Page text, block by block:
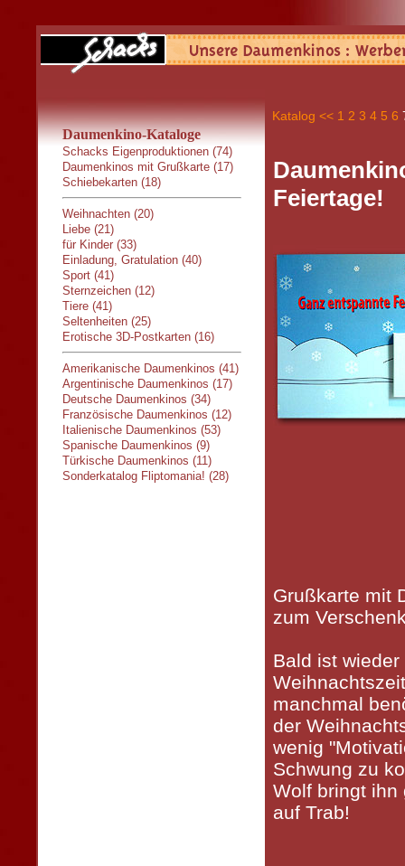
Daumenkino-Kataloge
Schacks Eigenproduktionen (74)
Daumenkinos mit Grußkarte (17)
Schiebekarten (18)
Weihnachten (20)
Liebe (21)
für Kinder (33)
Einladung, Gratulation (40)
Sport (41)
Sternzeichen (12)
Tiere (41)
Seltenheiten (25)
Erotische 3D-Postkarten (16)
Amerikanische Daumenkinos (41)
Argentinische Daumenkinos (17)
Deutsche Daumenkinos (34)
Französische Daumenkinos (12)
Italienische Daumenkinos (53)
Spanische Daumenkinos (9)
Türkische Daumenkinos (11)
Sonderkatalog Fliptomania! (28)
Katalog << 1 2 3 4 5 6
Feiertage!
Grußkarte mit
zum
Bald ist wieder
manchmal
der
wenig
Schwung zu
Wolf bringt ihn
auf Trab!